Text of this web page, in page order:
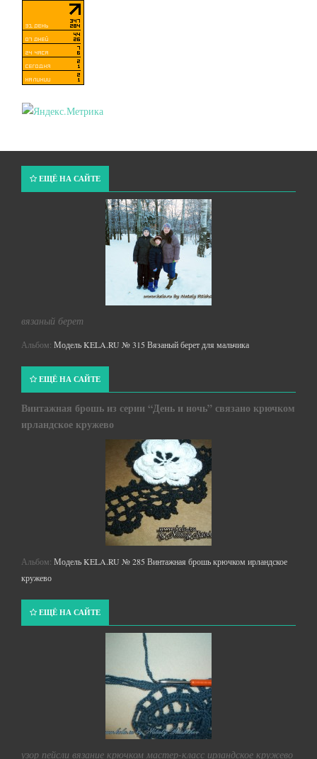
ЕЩЁ НА САЙТЕ
вязаный берет
Альбом: Модель KELA.RU № 315 Вязаный берет для мальчика
ЕЩЁ НА САЙТЕ
Винтажная брошь из серии “День и ночь” связано крючком
ирландское кружево
Альбом: Модель KELA.RU № 285 Винтажная брошь крючком ирландское
кружево
ЕЩЁ НА САЙТЕ
узор пейсли вязание крючком мастер-класс ирландское кружево